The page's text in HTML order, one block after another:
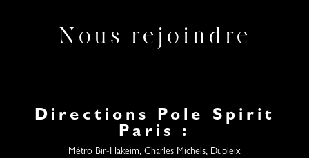
Nous rejoindre
Directions Pole Spirit
Paris :
Métro Bir-Hakeim, Charles Michels, Dupleix